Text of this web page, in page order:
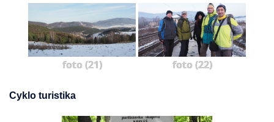
foto (21) foto (22)
Cyklo turistika